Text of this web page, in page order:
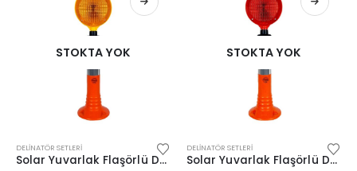
STOKTA YOK
DELINATÖR SETLERI
Solar Yuvarlak Flaşörlü Delinatör Seti Turuncu
STOKTA YOK
DELINATÖR SETLERI
Solar Yuvarlak Flaşörlü Delinatör Seti Turuncu